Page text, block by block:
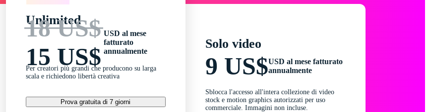
Unlimited
18 US$
15 US$
USD al mese
fatturato
annualmente
Per creatori più grandi che producono su larga
scala e richiedono libertà creativa
Prova gratuita di 7 giorni
Solo video
9 US$USD al mese fatturato
annualmente
Sblocca l'accesso all'intera collezione di video
stock e motion graphics autorizzati per uso
commerciale. Immagini non incluse.